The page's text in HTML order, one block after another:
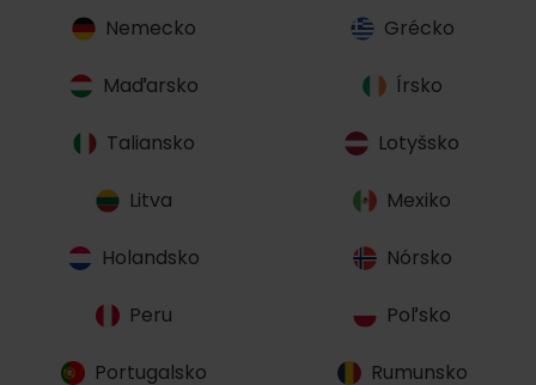
Nemecko Grécko
Maďarsko Írsko
Taliansko Lotyšsko
Litva Mexiko
Holandsko Nórsko
Peru Poľsko
Portugalsko Rumunsko